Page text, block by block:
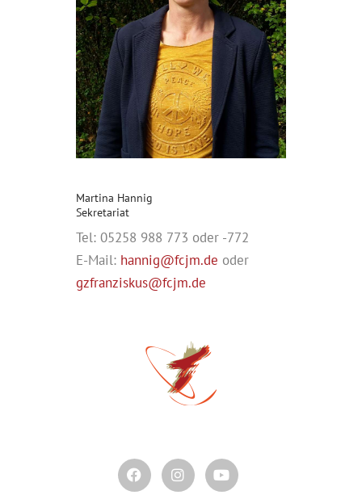
Martina Hannig
Sekretariat
Tel: 05258 988 773 oder -772
E-Mail: hannig@fcjm.de oder
gzfranziskus@fcjm.de